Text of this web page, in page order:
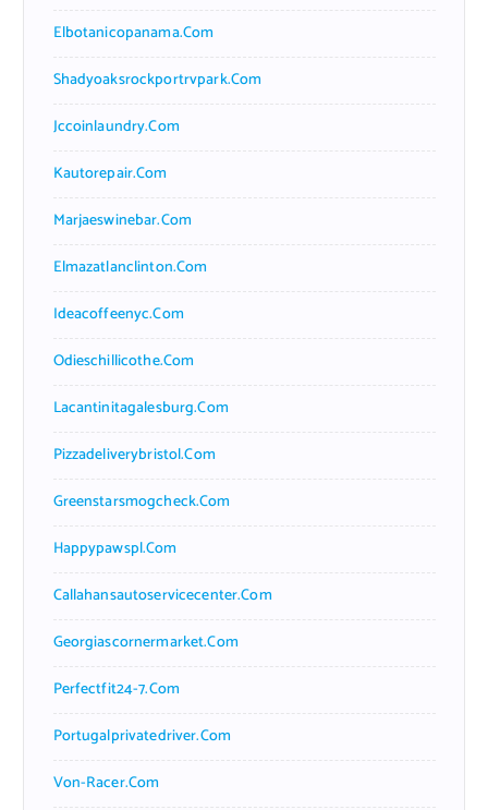
Elbotanicopanama.com
Shadyoaksrockportrvpark.com
Jccoinlaundry.com
Kautorepair.com
Marjaeswinebar.com
Elmazatlanclinton.com
Ideacoffeenyc.com
Odieschillicothe.com
Lacantinitagalesburg.com
Pizzadeliverybristol.com
Greenstarsmogcheck.com
Happypawspl.com
Callahansautoservicecenter.com
Georgiascornermarket.com
Perfectfit24-7.com
Portugalprivatedriver.com
Von-Racer.com